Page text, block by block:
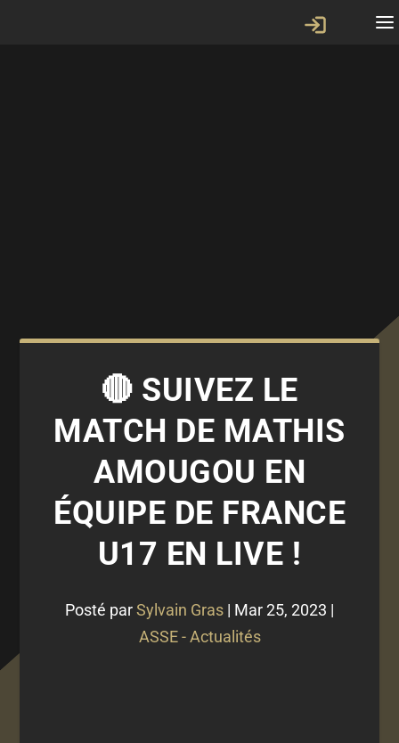
🔴 SUIVEZ LE
MATCH DE MATHIS
AMOUGOU EN
ÉQUIPE DE FRANCE
U17 EN LIVE !
Posté parSylvain Gras | Mar 25, 2023 |
ASSE - Actualités